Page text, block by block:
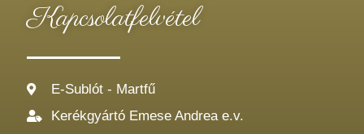
Kapcsolatfelvétel
E-Sublót - Martfű
Kerékgyártó Emese Andrea e.v.